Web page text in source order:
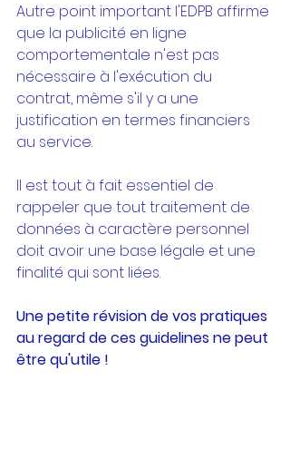
Autre point important l'EDPB affirme
que la publicité en ligne
comportementale n'est pas
nécessaire à l'exécution du
contrat, même s'il y a une
justification en termes financiers
au service.
Il est tout à fait essentiel de
rappeler que tout traitement de
données à caractère personnel
doit avoir une base légale et une
finalité qui sont liées.
Une petite révision de vos pratiques
au regard de ces guidelines ne peut
être qu'utile !